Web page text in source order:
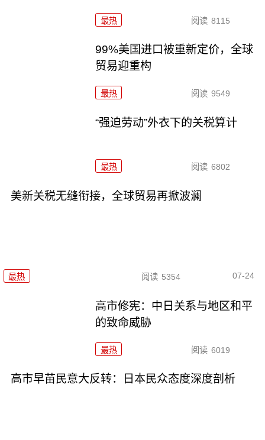
最热 阅读 8115
99%美国进口被重新定价，全球
贸易迎重构
最热 阅读 9549
“强迫劳动”外衣下的关税算计
最热 阅读 6802
美新关税无缝衔接，全球贸易再掀波澜
最热 阅读 5354 07-24
高市修宪：中日关系与地区和平
的致命威胁
最热 阅读 6019
高市早苗民意大反转：日本民众态度深度剖析